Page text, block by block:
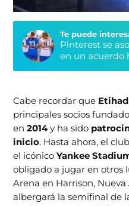
Te puede
Pinterest se
en un acuerdo
Cabe recordar que
principales socios
en2014y ha sido
inicio. Hasta ahora, el
el icónicoYankee
obligado a jugar en otros
Arena en Harrison,
albergará la semifinal de